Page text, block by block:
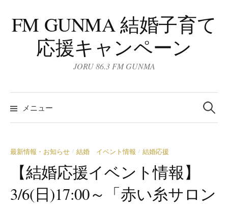
ン
テ
FM GUNMA 結婚子育て
応援キャンペーン
JORU 86.3 FM GUNMA
メニュー
検
索:
最新情報・お知らせ / 結婚 イベント情報 / 結婚応援
【結婚応援イベント情報】
3/6(日)17:00～「赤い糸サロン